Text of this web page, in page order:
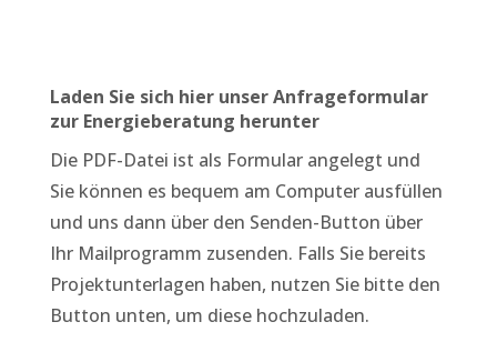
Laden Sie sich hier unser Anfrageformular
zur Energieberatung herunter
Die PDF-Datei ist als Formular angelegt und
Sie können es bequem am Computer ausfüllen
und uns dann über den Senden-Button über
Ihr Mailprogramm zusenden. Falls Sie bereits
Projektunterlagen haben, nutzen Sie bitte den
Button unten, um diese hochzuladen.